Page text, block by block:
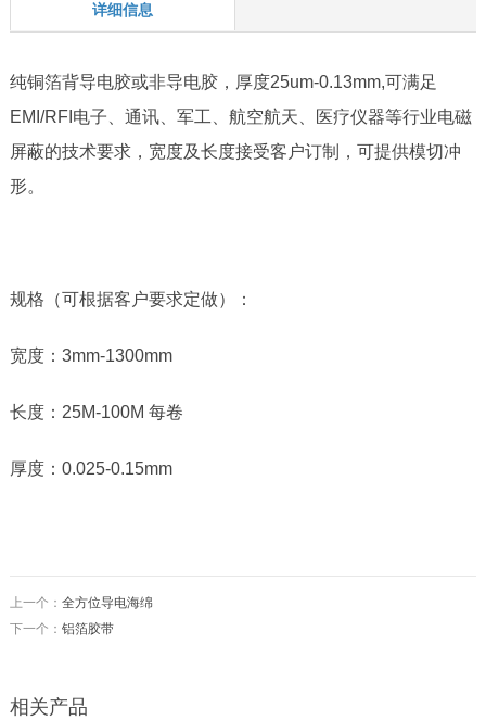
详细信息
纯铜箔背导电胶或非导电胶，厚度25um-0.13mm,可满足
EMI/RFI 电子、通讯、军工、航空航天、医疗仪器等行业电磁
屏蔽的技术要求，宽度及长度接受客户订制，可提供模切冲
形。
规格（可根据客户要求定做）：
宽度： 3mm-1300mm
长度： 25M-100M 每卷
厚度： 0.025-0.15mm
上一个： 全方位导电海绵
下一个： 铝箔胶带
相关产品